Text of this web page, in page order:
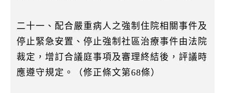
二十一、配合嚴重病人之強制住院相關事件及
停止緊急安置、停止強制社區治療事件由法院
裁定，增訂合議庭事項及審理終結後，評議時
應遵守規定。（修正條文第68條）